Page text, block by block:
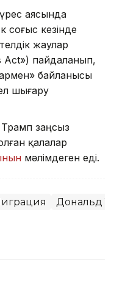
аясында
соғыс кезінде
жаулар
Act») пайдаланып,
байланысы
шығару
Трамп заңсыз
қалалар
мәлімдеген еді.
Дональд